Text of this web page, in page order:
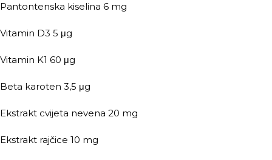
Pantontenska kiselina 6 mg
Vitamin D3 5 μg
Vitamin K1 60 μg
Beta karoten 3,5 μg
Ekstrakt cvijeta nevena 20 mg
Ekstrakt rajčice 10 mg